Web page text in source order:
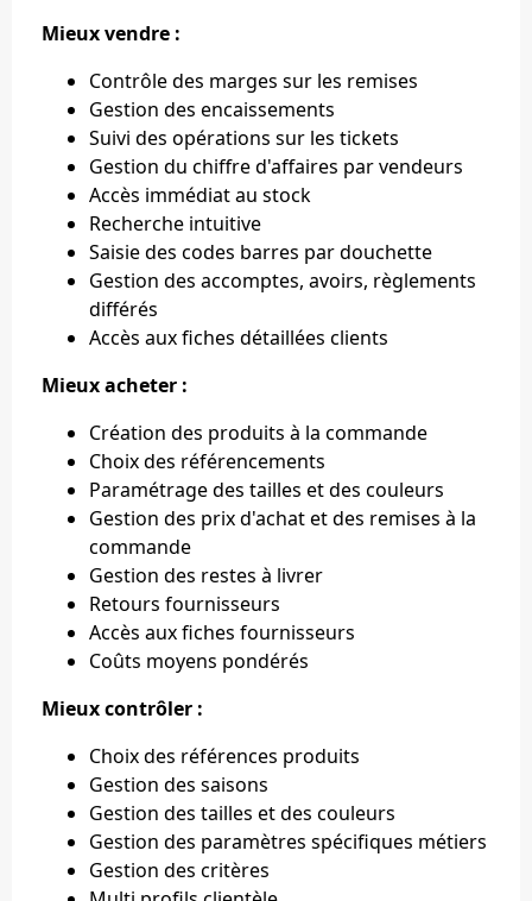
Mieux vendre :
Contrôle des marges sur les remises
Gestion des encaissements
Suivi des opérations sur les tickets
Gestion du chiffre d'affaires par vendeurs
Accès immédiat au stock
Recherche intuitive
Saisie des codes barres par douchette
Gestion des accomptes, avoirs, règlements
différés
Accès aux fiches détaillées clients
Mieux acheter :
Création des produits à la commande
Choix des référencements
Paramétrage des tailles et des couleurs
Gestion des prix d'achat et des remises à la
commande
Gestion des restes à livrer
Retours fournisseurs
Accès aux fiches fournisseurs
Coûts moyens pondérés
Mieux contrôler :
Choix des références produits
Gestion des saisons
Gestion des tailles et des couleurs
Gestion des paramètres spécifiques métiers
Gestion des critères